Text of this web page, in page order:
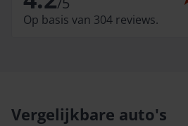
Op basis van 304 reviews.
Vergelijkbare auto's